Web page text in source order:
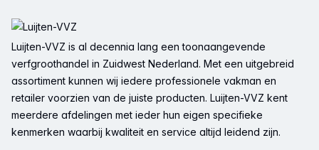
Luijten-VVZ is al decennia lang een toonaangevende
verfgroothandel in Zuidwest Nederland. Met een uitgebreid
assortiment kunnen wij iedere professionele vakman en
retailer voorzien van de juiste producten. Luijten-VVZ kent
meerdere afdelingen met ieder hun eigen specifieke
kenmerken waarbij kwaliteit en service altijd leidend zijn.